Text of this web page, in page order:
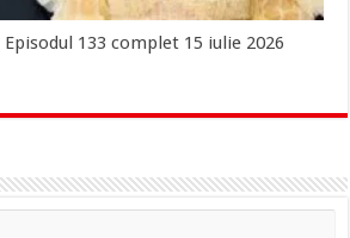
133 complet 15 iulie 2026